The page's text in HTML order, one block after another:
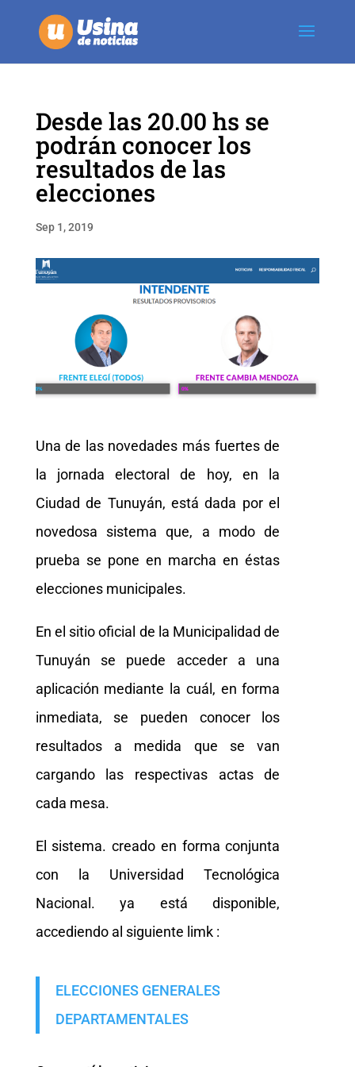
Desde las 20.00 hs se
podrán conocer los
resultados de las
elecciones
Sep 1, 2019
Una de las novedades más fuertes de
la jornada electoral de hoy, en la
Ciudad de Tunuyán, está dada por el
novedosa sistema que, a modo de
prueba se pone en marcha en éstas
elecciones municipales.
En el sitio oficial de la Municipalidad de
Tunuyán se puede acceder a una
aplicación mediante la cuál, en forma
inmediata, se pueden conocer los
resultados a medida que se van
cargando las respectivas actas de
cada mesa.
El sistema. creado en forma conjunta
con la Universidad Tecnológica
Nacional. ya está disponible,
accediendo al siguiente limk :
ELECCIONES GENERALES
DEPARTAMENTALES